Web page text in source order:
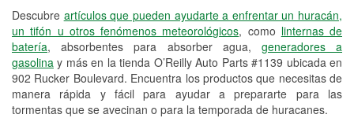
Descubre artículos que pueden ayudarte a enfrentar un huracán,
un tifón u otros fenómenos meteorológicos, como linternas de
batería, absorbentes para absorber agua, generadores a
gasolina y más en la tienda O’Reilly Auto Parts #1139 ubicada en
902 Rucker Boulevard. Encuentra los productos que necesitas de
manera rápida y fácil para ayudar a prepararte para las
tormentas que se avecinan o para la temporada de huracanes.